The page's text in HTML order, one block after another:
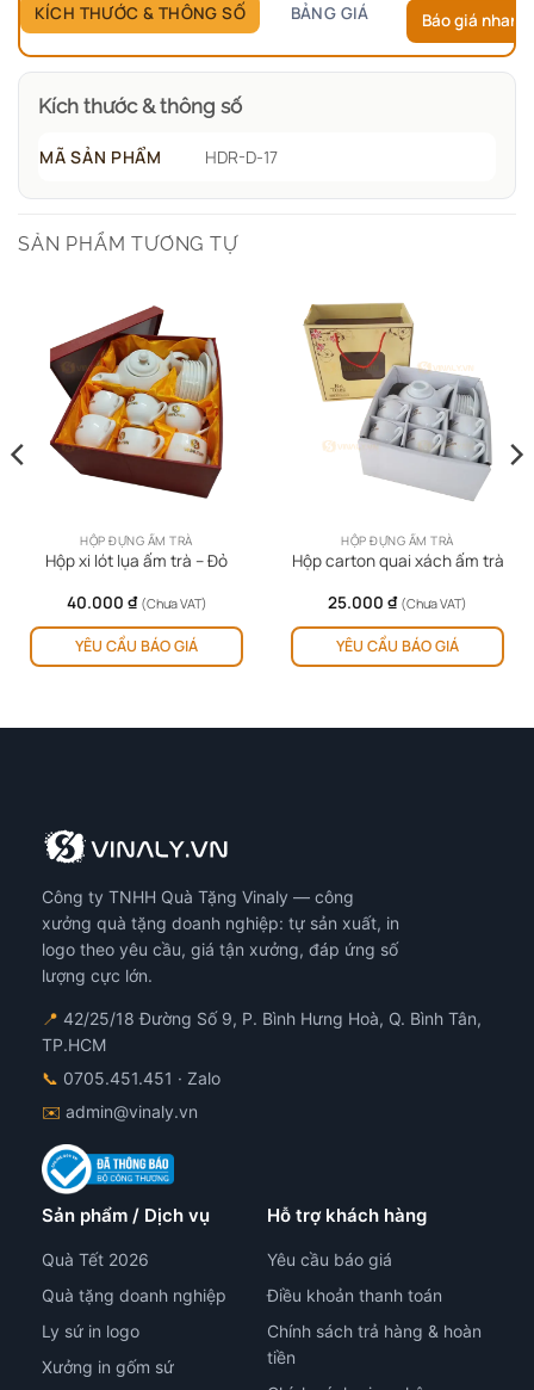
KÍCH THƯỚC & THÔNG SỐ BẢNG GIÁ Báo giá
Kích thước & thông số
MÃ SẢN PHẨM HDR-D-17
SẢN PHẨM TƯƠNG TỰ
HỘP ĐỰNG ẤM TRÀ
Hộp xi lót lụa ấm trà – Đỏ
40.000 ₫ (Chưa VAT)
YÊU CẦU BÁO GIÁ
HỘP ĐỰNG ẤM TRÀ
Hộp carton quai xách ấm trà
25.000 ₫ (Chưa VAT)
YÊU CẦU BÁO GIÁ
Công ty TNHH Quà Tặng Vinaly — công
xưởng quà tặng doanh nghiệp: tự sản xuất, in
logo theo yêu cầu, giá tận xưởng, đáp ứng số
lượng cực lớn.
📍 42/25/18 Đường Số 9, P. Bình Hưng Hoà, Q. Bình Tân,
TP.HCM
📞 0705.451.451 · Zalo
✉️ admin@vinaly.vn
Sản phẩm / Dịch vụ
Quà Tết 2026
Quà tặng doanh nghiệp
Ly sứ in logo
Xưởng in gốm sứ
Hỗ trợ khách hàng
Yêu cầu báo giá
Điều khoản thanh toán
Chính sách trả hàng & hoàn
tiền